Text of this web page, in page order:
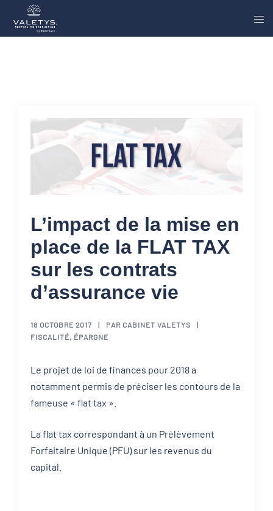
L’impact de la mise en
place de la FLAT TAX
sur les contrats
d’assurance vie
18 OCTOBRE 2017 PAR CABINET VALETYS
FISCALITÉ, ÉPARGNE
Le projet de loi de finances pour 2018 a
notamment permis de préciser les contours de la
fameuse « flat tax ».
La flat tax correspondant à un Prélèvement
Forfaitaire Unique (PFU) sur les revenus du
capital.